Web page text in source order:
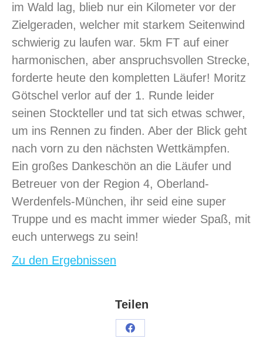
im Wald lag, blieb nur ein Kilometer vor der
Zielgeraden, welcher mit starkem Seitenwind
schwierig zu laufen war. 5km FT auf einer
harmonischen, aber anspruchsvollen Strecke,
forderte heute den kompletten Läufer! Moritz
Götschel verlor auf der 1. Runde leider
seinen Stockteller und tat sich etwas schwer,
um ins Rennen zu finden. Aber der Blick geht
nach vorn zu den nächsten Wettkämpfen.
Ein großes Dankeschön an die Läufer und
Betreuer von der Region 4, Oberland-
Werdenfels-München, ihr seid eine super
Truppe und es macht immer wieder Spaß, mit
euch unterwegs zu sein!
Zu den Ergebnissen
Teilen